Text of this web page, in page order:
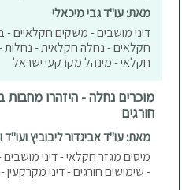
מאת: עו"ד גבי מיכאלי
דיני מושבים - משקים חקלאיים
חקלאים - נחלה חקלאית - נחלות
חקלאי - מינהל מקרקעי ישראל
מוכרים נחלה - היזהרו מחבות
חורגים
מאת: עו"ד אביגדור ליבוביץ
מיסים מגזר חקלאי - דיני
- שימושים חורגים - דיני